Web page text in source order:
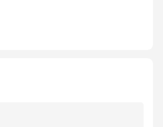
灯和排气扇。使用中，有时